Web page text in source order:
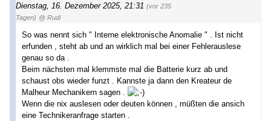
Dienstag, 16. Dezember 2025, 21:31 (vor 235
Tagen) @ Rudi
So was nennt sich " Interne elektronische Anomalie " . Ist nicht
erfunden , steht ab und an wirklich mal bei einer Fehlerauslese
genau so da .
Beim nächsten mal klemmste mal die Batterie kurz ab und
schaust obs wieder funzt . Kannste ja dann den Kreateur de
Malheur Mechanikern sagen .
Wenn die nix auslesen oder deuten können , müßten die ansich
eine Technikeranfrage starten .